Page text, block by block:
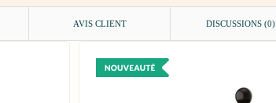
AVIS CLIENT DISCUSSIONS (0)